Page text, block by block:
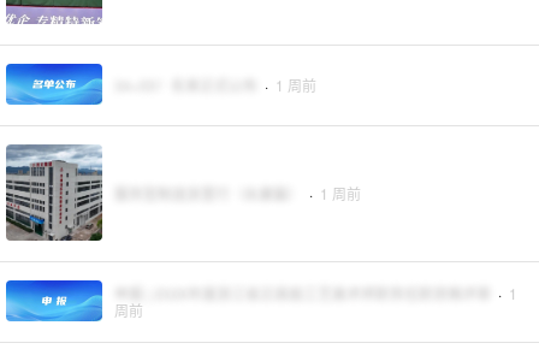
· 1 周前
· 1 周前
· 1
周前